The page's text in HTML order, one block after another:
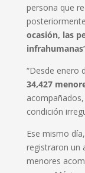
persona que
ocasión, las
“Desde enero
34,427
condición
Ese mismo
registraron un
menores